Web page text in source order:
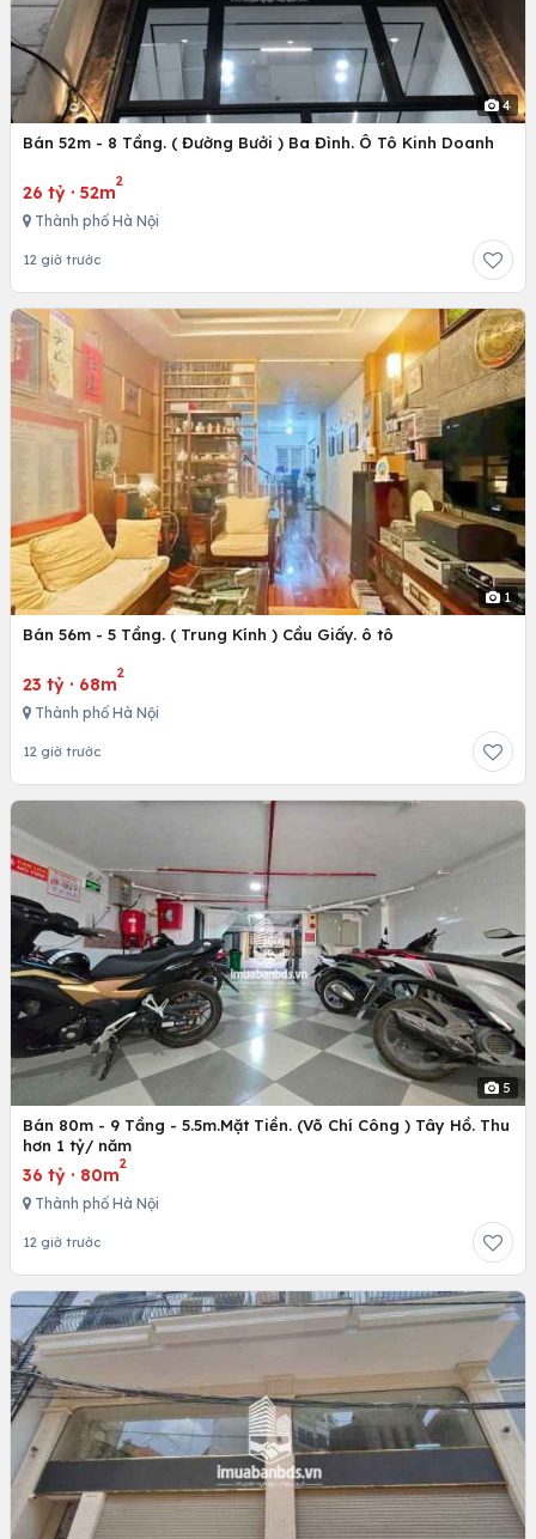
4
Bán 52m - 8 Tầng. ( Đường Bưởi ) Ba Đình. Ô Tô Kinh Doanh
26 tỷ · 52m
2
Thành phố Hà Nội
12 giờ trước
1
Bán 56m - 5 Tầng. ( Trung Kính ) Cầu Giấy. ô tô
23 tỷ · 68m
2
Thành phố Hà Nội
12 giờ trước
5
Bán 80m - 9 Tầng - 5.5m.Mặt Tiền. (Võ Chí Công ) Tây Hồ. Thu
hơn 1 tỷ/ năm
36 tỷ · 80m
2
Thành phố Hà Nội
12 giờ trước